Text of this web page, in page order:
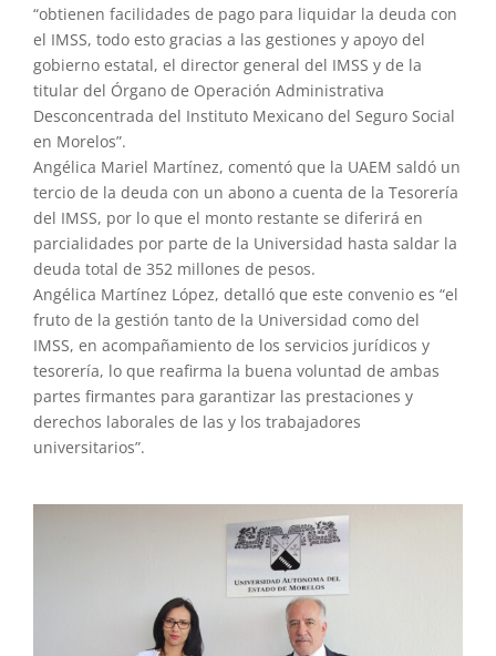
“obtienen facilidades de pago para liquidar la deuda con
el IMSS, todo esto gracias a las gestiones y apoyo del
gobierno estatal, el director general del IMSS y de la
titular del Órgano de Operación Administrativa
Desconcentrada del Instituto Mexicano del Seguro Social
en Morelos”.
Angélica Mariel Martínez, comentó que la UAEM saldó un
tercio de la deuda con un abono a cuenta de la Tesorería
del IMSS, por lo que el monto restante se diferirá en
parcialidades por parte de la Universidad hasta saldar la
deuda total de 352 millones de pesos.
Angélica Martínez López, detalló que este convenio es “el
fruto de la gestión tanto de la Universidad como del
IMSS, en acompañamiento de los servicios jurídicos y
tesorería, lo que reafirma la buena voluntad de ambas
partes firmantes para garantizar las prestaciones y
derechos laborales de las y los trabajadores
universitarios”.